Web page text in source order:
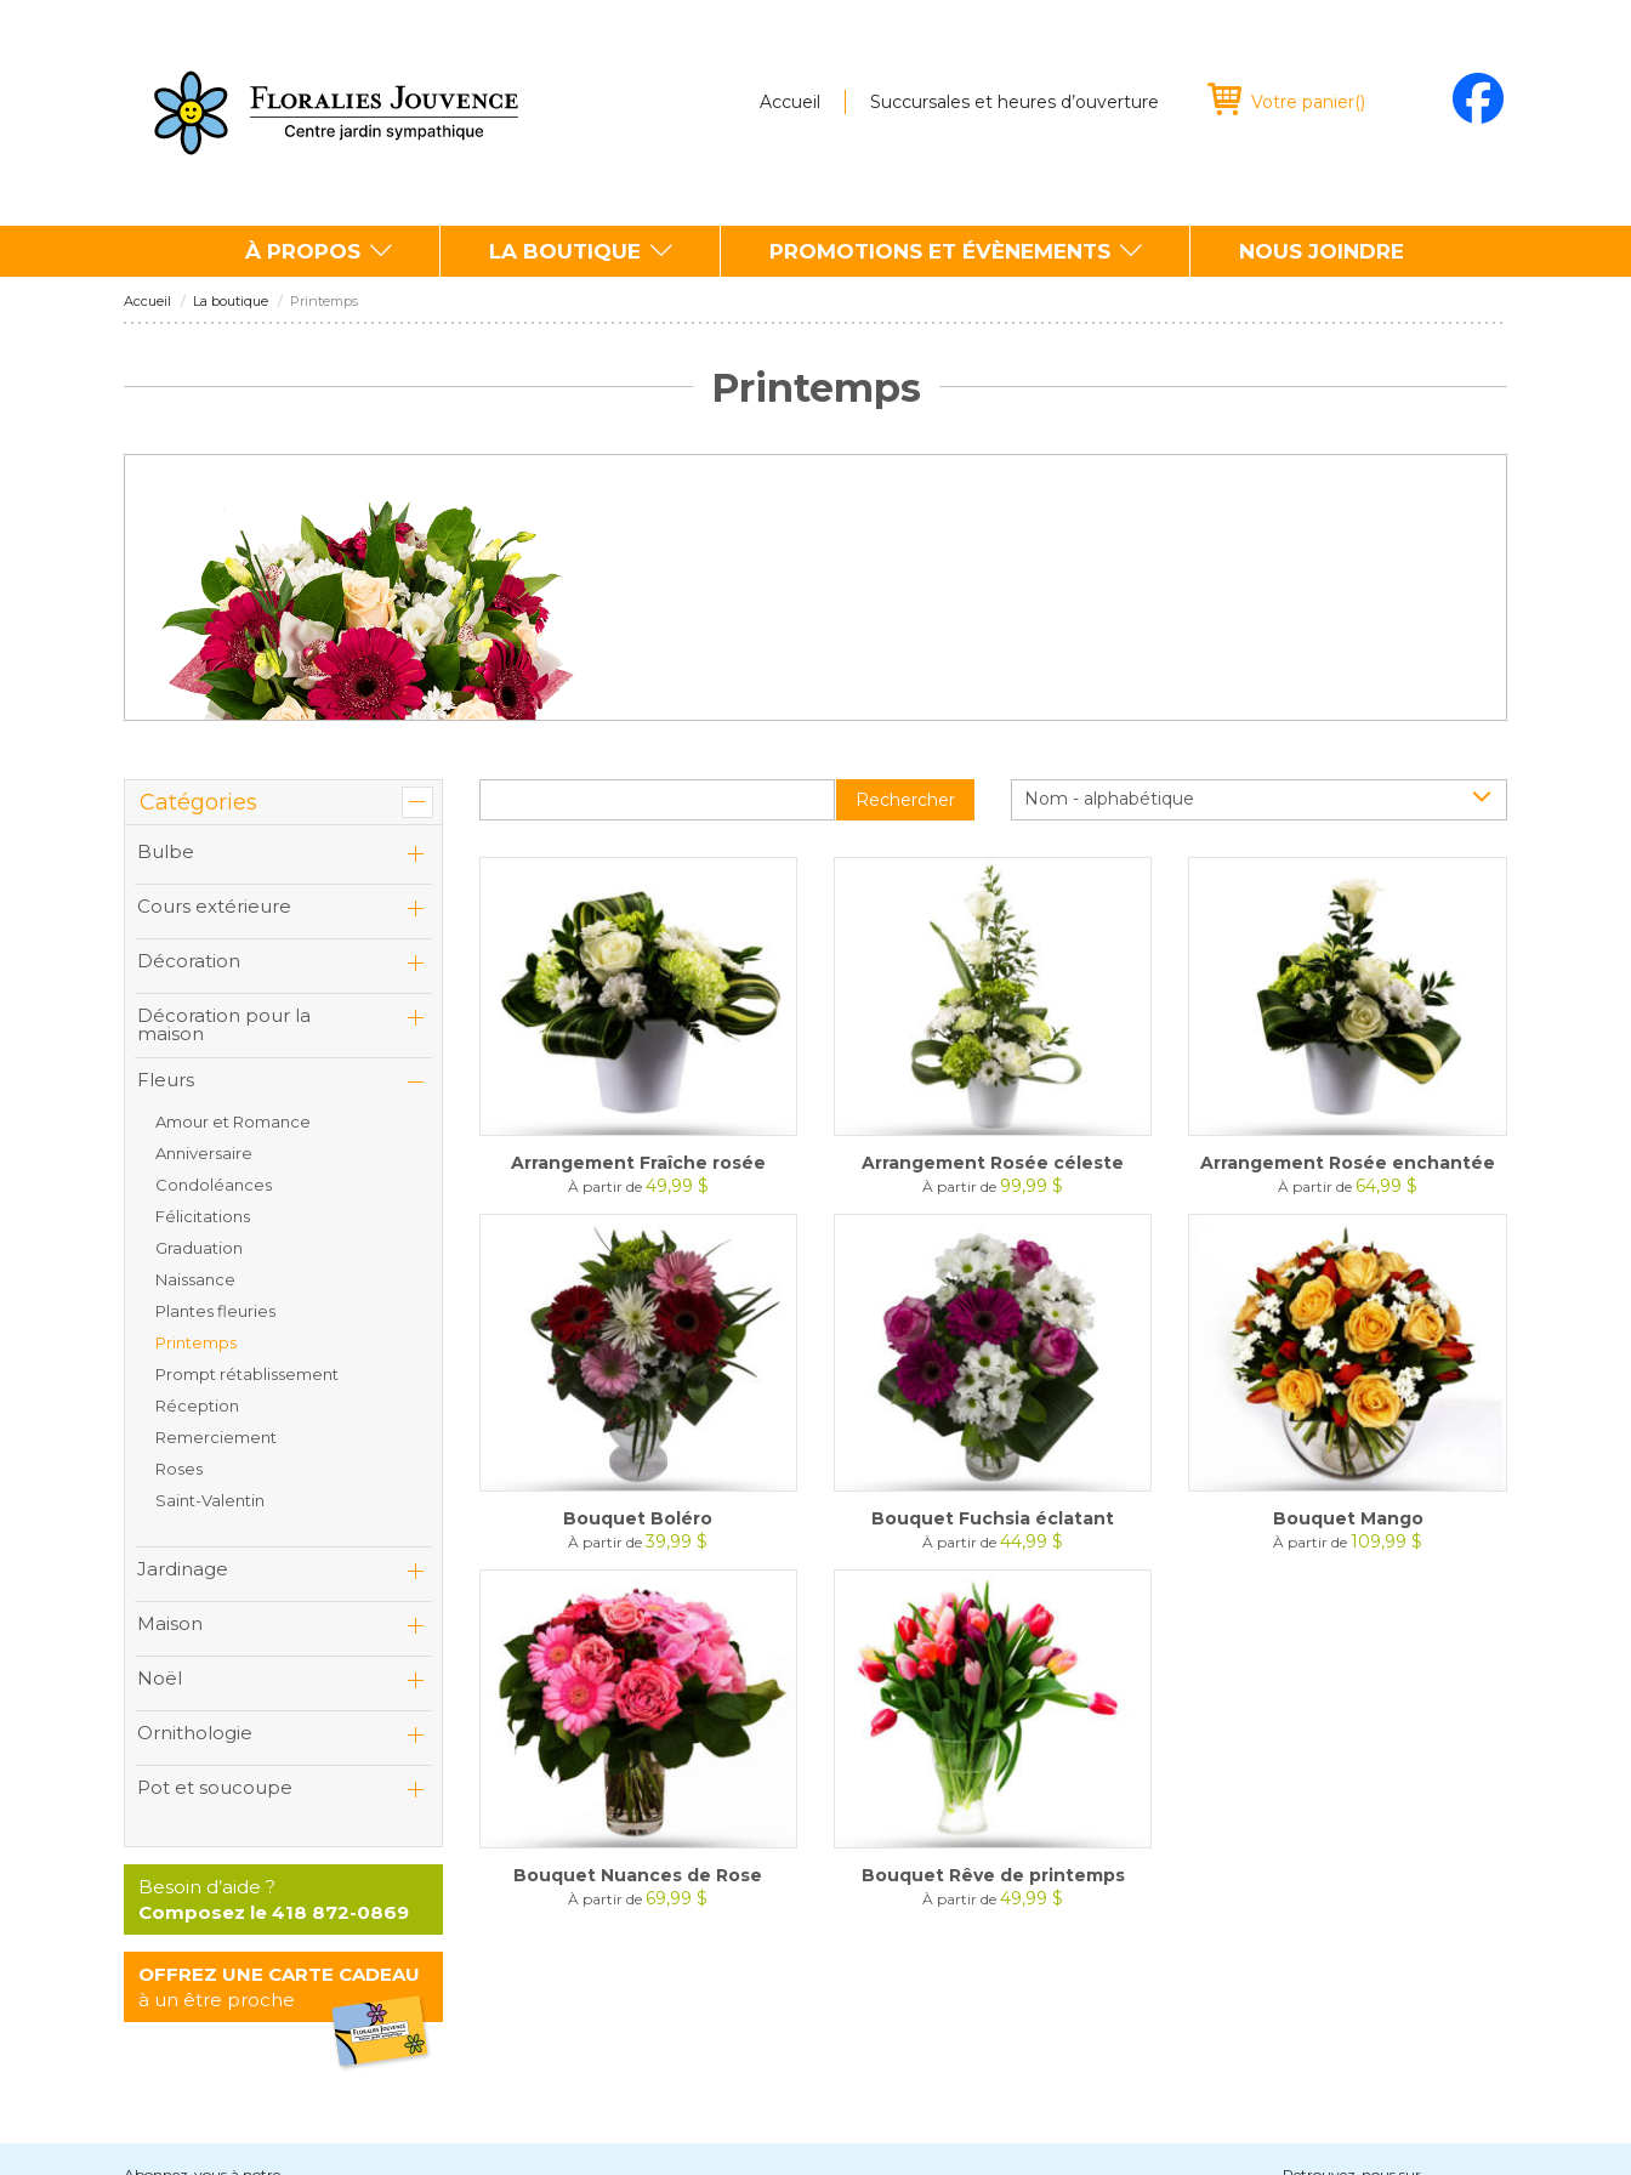
Accueil Succursales et heures d’ouverture Votre panier()
À PROPOS LA BOUTIQUE PROMOTIONS ET ÉVÈNEMENTS NOUS JOINDRE
Accueil La boutique Printemps
Printemps
Catégories
Bulbe
Cours extérieure
Décoration
Décoration pour la
maison
Fleurs
Amour et Romance
Anniversaire
Condoléances
Félicitations
Graduation
Naissance
Plantes fleuries
Printemps
Prompt rétablissement
Réception
Remerciement
Roses
Saint-Valentin
Jardinage
Maison
Noël
Ornithologie
Pot et soucoupe
Besoin d’aide ?
Composez le 418 872-0869
OFFREZ UNE CARTE CADEAU
à un être proche
Rechercher Nom - alphabétique
Arrangement Fraîche rosée
À partir de 49,99 $
Arrangement Rosée céleste
À partir de 99,99 $
Arrangement Rosée enchantée
À partir de 64,99 $
Bouquet Boléro
À partir de39,99 $
Bouquet Fuchsia éclatant
À partir de44,99 $
Bouquet Mango
À partir de 109,99 $
Bouquet Nuances de Rose
À partir de 69,99 $
Bouquet Rêve de printemps
À partir de49,99 $